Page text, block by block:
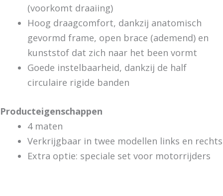
(voorkomt draaiing)
Hoog draagcomfort, dankzij anatomisch
gevormd frame, open brace (ademend) en
kunststof dat zich naar het been vormt
Goede instelbaarheid, dankzij de half
circulaire rigide banden
Producteigenschappen
4 maten
Verkrijgbaar in twee modellen links en rechts
Extra optie: speciale set voor motorrijders